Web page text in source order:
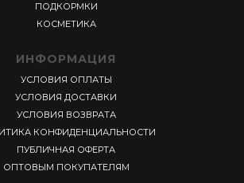
ПОДКОРМКИ
КОСМЕТИКА
ИНФОРМАЦИЯ
УСЛОВИЯ ОПЛАТЫ
УСЛОВИЯ ДОСТАВКИ
УСЛОВИЯ ВОЗВРАТА
КОНФИДЕНЦИАЛЬНОСТИ
ПУБЛИЧНАЯ ОФЕРТА
ОПТОВЫМ ПОКУПАТЕЛЯМ